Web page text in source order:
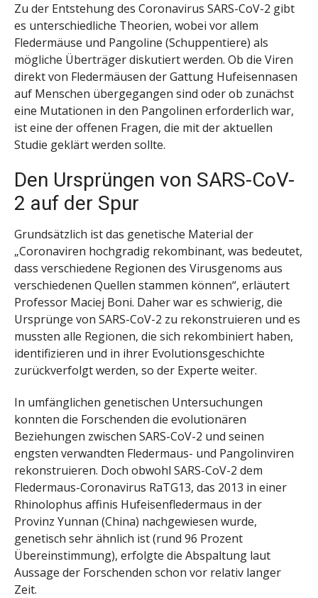
Zu der Entstehung des Coronavirus SARS-CoV-2 gibt
es unterschiedliche Theorien, wobei vor allem
Fledermäuse und Pangoline (Schuppentiere) als
mögliche Überträger diskutiert werden. Ob die Viren
direkt von Fledermäusen der Gattung Hufeisennasen
auf Menschen übergegangen sind oder ob zunächst
eine Mutationen in den Pangolinen erforderlich war,
ist eine der offenen Fragen, die mit der aktuellen
Studie geklärt werden sollte.
Den Ursprüngen von SARS-CoV-
2 auf der Spur
Grundsätzlich ist das genetische Material der
„Coronaviren hochgradig rekombinant, was bedeutet,
dass verschiedene Regionen des Virusgenoms aus
verschiedenen Quellen stammen können“, erläutert
Professor Maciej Boni. Daher war es schwierig, die
Ursprünge von SARS-CoV-2 zu rekonstruieren und es
mussten alle Regionen, die sich rekombiniert haben,
identifizieren und in ihrer Evolutionsgeschichte
zurückverfolgt werden, so der Experte weiter.
In umfänglichen genetischen Untersuchungen
konnten die Forschenden die evolutionären
Beziehungen zwischen SARS-CoV-2 und seinen
engsten verwandten Fledermaus- und Pangolinviren
rekonstruieren. Doch obwohl SARS-CoV-2 dem
Fledermaus-Coronavirus RaTG13, das 2013 in einer
Rhinolophus affinis Hufeisenfledermaus in der
Provinz Yunnan (China) nachgewiesen wurde,
genetisch sehr ähnlich ist (rund 96 Prozent
Übereinstimmung), erfolgte die Abspaltung laut
Aussage der Forschenden schon vor relativ langer
Zeit.